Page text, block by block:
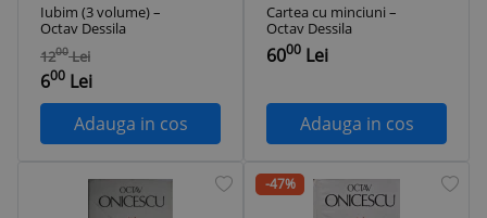
Iubim (3 volume) –
Octav Dessila
1200 Lei
600 Lei
Adauga in cos
Cartea cu minciuni –
Octav Dessila
6000 Lei
Adauga in cos
-47%